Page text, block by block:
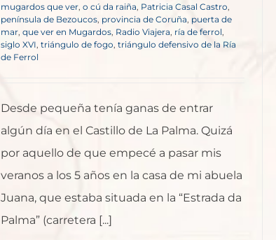
mugardos que ver, o cú da raiña, Patricia Casal Castro
península de Bezoucos, provincia de Coruña puerta de
mar, que ver en Mugardos Radio Viajera ría de ferrol
siglo XVI triángulo de fogo triángulo defensivo de la Ría
de Ferrol
Desde pequeña tenía ganas de entrar
algún día en el Castillo de La Palma. Quizá
por aquello de que empecé a pasar mis
veranos a los 5 años en la casa de mi abuela
Juana, que estaba situada en la “Estrada da
Palma” (carretera [...]